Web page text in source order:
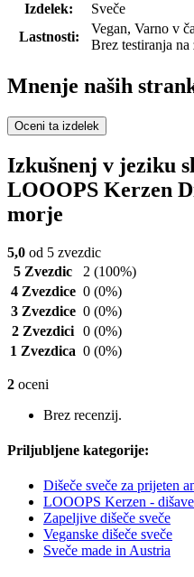
Izdelek:
Sveče
Lastnosti:
Vegan, Varno v
Brez testiranja
Mnenje naših
Oceni ta izdelek
Izkušnenj v jeziku
LOOOPS Kerzen
morje
5,0 od 5 zvezdic
5 Zvezdic
2 (100%)
4 Zvezdice 0 (0%)
3 Zvezdice 0 (0%)
2 Zvezdici 0 (0%)
1 Zvezdica 0 (0%)
2 oceni
Brez recenzij.
Priljubljene kategorije:
Dišeče sveče za prijeten
LOOOPS Kerzen -
Zapeljive dišeče sveče
Veganske dišeče sveče
Sveče made in Austria